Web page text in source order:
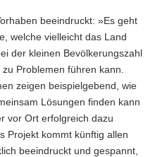
beeindruckt: »Es geht
welche vielleicht das Land
der kleinen Bevölkerungszahl
Problemen führen kann.
zeigen beispielgebend, wie
Lösungen finden kann
vor Ort erfolgreich dazu
Projekt kommt künftig allen
beeindruckt und gespannt,